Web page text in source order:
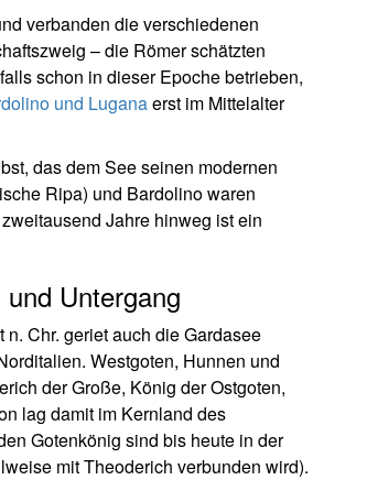
verbanden die verschiedenen
– die Römer schätzten
schon in dieser Epoche betrieben,
und Luganaerst im Mittelalter
das dem See seinen modernen
Ripa) und Bardolino waren
Jahre hinweg ist ein
Untergang
Chr. geriet auch die Gardasee
Westgoten, Hunnen und
der Große, König der Ostgoten,
lag damit im Kernland des
Gotenkönig sind bis heute in der
mit Theoderich verbunden wird).